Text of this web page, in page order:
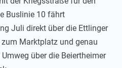
Buslinie 10 fährt
Juli direkt über die Ettlinger
Marktplatz und genau
über die Beiertheimer